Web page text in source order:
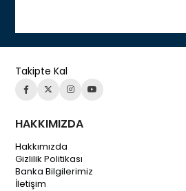
Takipte Kal
HAKKIMIZDA
Hakkımızda
Gizlilik Politikası
Banka Bilgilerimiz
İletişim